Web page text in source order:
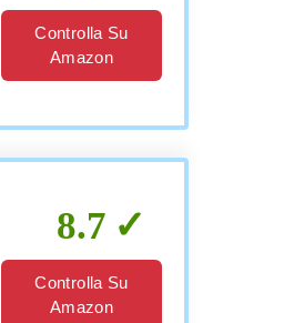
Controlla Su
Amazon
8.7
Controlla Su
Amazon